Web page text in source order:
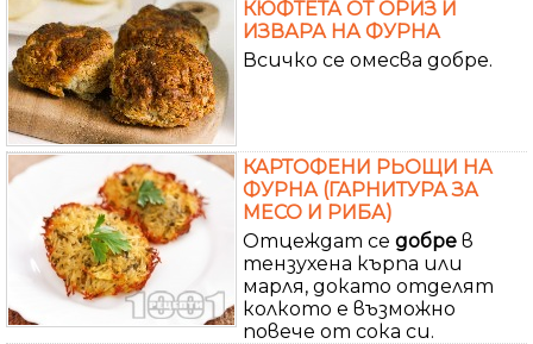
КЮФТЕТА ОТ ОРИЗ И
ИЗВАРА НА ФУРНА
Всичко се омесва добре.
КАРТОФЕНИ РЬОЩИ НА
ФУРНА (ГАРНИТУРА ЗА
МЕСО И РИБА)
Отцеждат се добре в
тензухена кърпа или
марля, докато отделят
колкото е възможно
повече от сока си.